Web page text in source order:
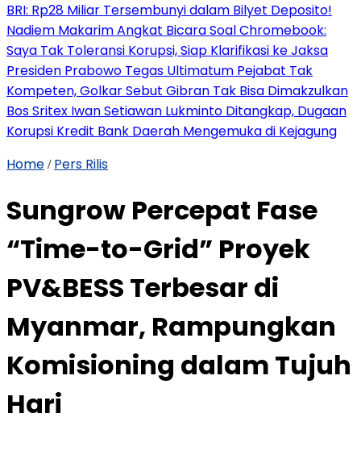
BRI: Rp28 Miliar Tersembunyi dalam Bilyet Deposito!
Nadiem Makarim Angkat Bicara Soal Chromebook:
Saya Tak Toleransi Korupsi, Siap Klarifikasi ke Jaksa
Presiden Prabowo Tegas Ultimatum Pejabat Tak
Kompeten, Golkar Sebut Gibran Tak Bisa Dimakzulkan
Bos Sritex Iwan Setiawan Lukminto Ditangkap, Dugaan
Korupsi Kredit Bank Daerah Mengemuka di Kejagung
Home / Pers Rilis
Sungrow Percepat Fase
“Time-to-Grid” Proyek
PV&BESS Terbesar di
Myanmar, Rampungkan
Komisioning dalam Tujuh
Hari